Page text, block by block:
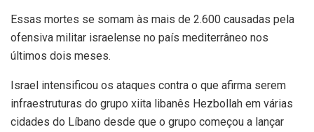
Essas mortes se somam às mais de 2.600 causadas pela
ofensiva militar israelense no país mediterrâneo nos
últimos dois meses.
Israel intensificou os ataques contra o que afirma serem
infraestruturas do grupo xiita libanês Hezbollah em várias
cidades do Líbano desde que o grupo começou a lançar